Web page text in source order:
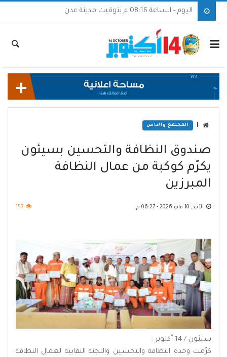
اليوم - الساعة 08:16 م بتوقيت مدينة عدن
المجتمع والناس
صندوق النظافة والتحسين بسيئون
يكرّم كوكبة من عمال النظافة
المبرزين
الأحد, 10 مايو 2026 - 06:27 م 157
سيئون / 14 أكتوبر :
كرّمت وحدة النظافة والتحسين واللجنة النقابية لعمال النظافة